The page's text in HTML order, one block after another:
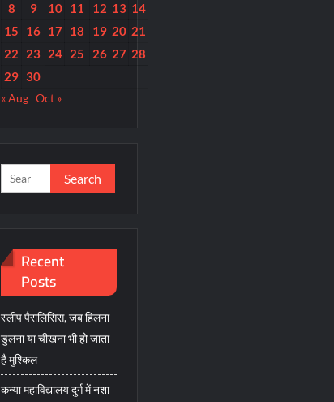
8
9 10 11 12 13 14
15
16 17 18 19 20 21
22
23 24 25 26 27 28
29 30
« Aug Oct »
Search
for:
Recent
Posts
स्लीप पैरालिसिस, जब हिलना
डुलना या चीखना भी हो जाता
है मुश्किल
कन्या महाविद्यालय दुर्ग में नशा